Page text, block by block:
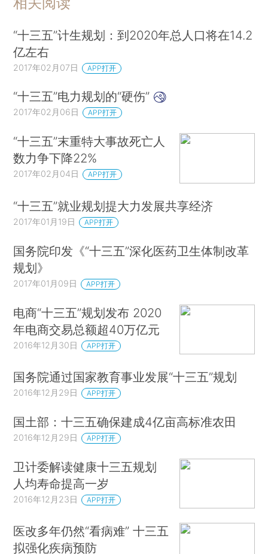
“十三五”计生规划：到2020年总人口将在14.2
亿左右
2017年02月07日 APP打开
“十三五”电力规划的“硬伤”
2017年02月06日 APP打开
“十三五”末重特大事故死亡人
数力争下降22%
2017年02月04日 APP打开
“十三五”就业规划提大力发展共享经济
2017年01月19日 APP打开
国务院印发《“十三五”深化医药卫生体制改革
规划》
2017年01月09日 APP打开
电商“十三五”规划发布 2020
年电商交易总额超40万亿元
2016年12月30日 APP打开
国务院通过国家教育事业发展“十三五”规划
2016年12月29日 APP打开
国土部：十三五确保建成4亿亩高标准农田
2016年12月29日 APP打开
卫计委解读健康十三五规划
人均寿命提高一岁
2016年12月23日 APP打开
医改多年仍然“看病难” 十三五
拟强化疾病预防